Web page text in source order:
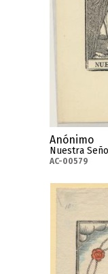
Anónimo
Nuestra
AC-00579